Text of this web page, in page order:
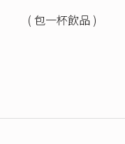
( 包一杯飲品 )